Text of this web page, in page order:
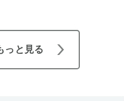
っと見る